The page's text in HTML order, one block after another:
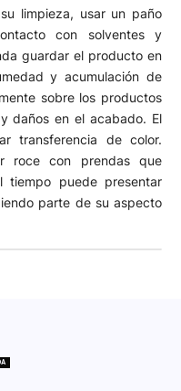
limpieza, usar un paño
con solventes y
guardar el producto en
y acumulación de
sobre los productos
daños en el acabado. El
transferencia de color.
roce con prendas que
puede presentar
parte de su aspecto